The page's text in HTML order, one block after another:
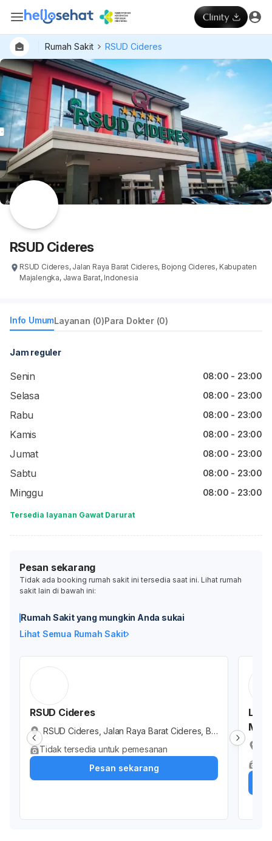
Rumah Sakit RSUD Cideres
RSUD Cideres
RSUD Cideres, Jalan Raya Barat Cideres, Bojong Cideres, Kabupaten
Majalengka, Jawa Barat, Indonesia
Info UmumLayanan (0)Para Dokter (0)
Jam reguler
Senin 08:00 - 23:00
Selasa 08:00 - 23:00
Rabu 08:00 - 23:00
Kamis 08:00 - 23:00
Jumat 08:00 - 23:00
Sabtu 08:00 - 23:00
Minggu 08:00 - 23:00
Tersedia layanan Gawat Darurat
Pesan sekarang
Tidak ada booking rumah sakit ini tersedia saat ini. Lihat rumah
sakit lain di bawah ini:
Rumah Sakit yang mungkin Anda sukai
Lihat Semua Rumah Sakit
RSUD Cideres
RSUD Cideres, Jalan Raya Barat Cideres, Bo
jong Cideres, Kabupaten Majalengka, Jawa
Barat, Indonesia
Tidak tersedia untuk pemesanan
Pesan sekarang